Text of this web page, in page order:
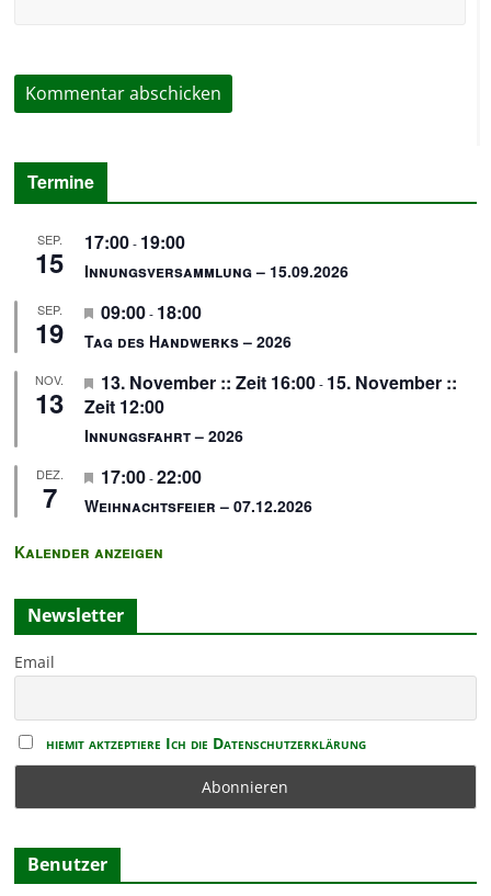
Termine
SEP.
15
17:00- 19:00
Innungsversammlung – 15.09.2026
SEP.
19
H
e
v
o
r
e
h
b
n
09:00- 18:00
Tag des Handwerks – 2026
NOV.
13
H
e
r
o
r
e
o
b
n
13. November :: Zeit 16:00- 15. November ::
Zeit 12:00
Innungsfahrt – 2026
DEZ.
7
H
e
v
r
g
b
e
n
17:00-22:00
Weihnachtsfeier – 07.12.2026
Kalender anzeigen
Newsletter
Email
hiemit aktzeptiere Ich die Datenschutzerklärung
Benutzer